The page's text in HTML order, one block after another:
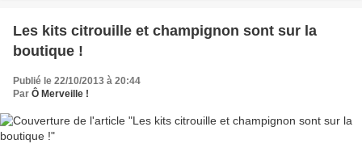
Les kits citrouille et champignon sont sur la
boutique !
Publié le 22/10/2013 à 20:44
Par Ô Merveille !